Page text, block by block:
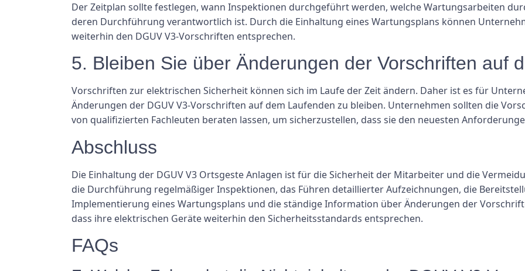
Der Zeitplan sollte festlegen, wann Inspektionen durchgeführt werden, welche Wartungsarbeiten
deren Durchführung verantwortlich ist. Durch die Einhaltung eines Wartungsplans können
weiterhin den DGUV V3-Vorschriften entsprechen.
5. Bleiben Sie über Änderungen der Vorschriften auf
Vorschriften zur elektrischen Sicherheit können sich im Laufe der Zeit ändern. Daher ist es für
Änderungen der DGUV V3-Vorschriften auf dem Laufenden zu bleiben. Unternehmen sollten die
von qualifizierten Fachleuten beraten lassen, um sicherzustellen, dass sie den neuesten
Abschluss
Die Einhaltung der DGUV V3 Ortsgeste Anlagen ist für die Sicherheit der Mitarbeiter und die
die Durchführung regelmäßiger Inspektionen, das Führen detaillierter Aufzeichnungen, die
Implementierung eines Wartungsplans und die ständige Information über Änderungen der
dass ihre elektrischen Geräte weiterhin den Sicherheitsstandards entsprechen.
FAQs